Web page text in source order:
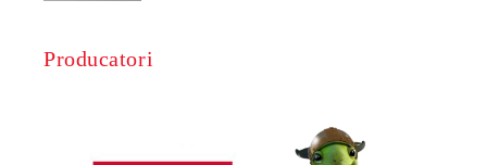
Producatori